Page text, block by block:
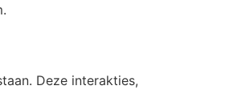
Deze interakties,